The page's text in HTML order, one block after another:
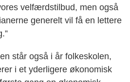
velfærdstilbud, men også
generelt vil få en lettere
står også i år folkeskolen,
i et yderligere økonomisk